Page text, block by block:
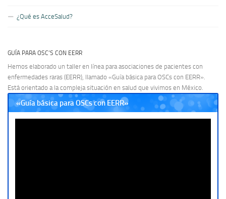
¿Qué es AcceSalud?
GUÍA PARA OSC’S CON EERR
Hemos elaborado un taller en línea para asociaciones de pacientes con
enfermedades raras (EERR), llamado «Guía básica para OSCs con EERR».
Está orientado a la compleja situación en salud que vivimos en México.
«Guía básica para OSCs con EERR»